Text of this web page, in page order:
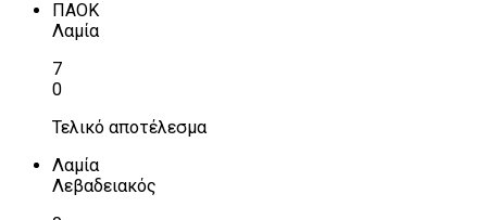
ΠΑΟΚ
Λαμία
7
0
Τελικό αποτέλεσμα
Λαμία
Λεβαδειακός